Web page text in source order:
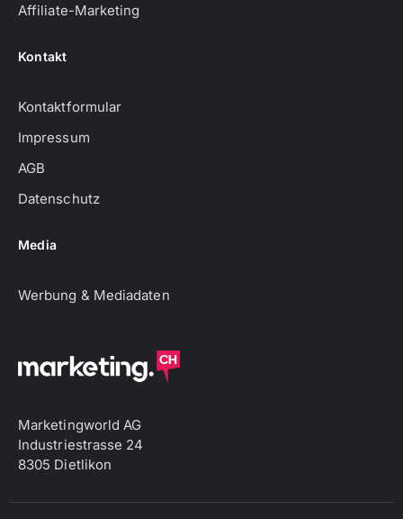
Affiliate-Marketing
Kontakt
Kontaktformular
Impressum
AGB
Datenschutz
Media
Werbung & Mediadaten
Marketingworld AG
Industriestrasse 24
8305 Dietlikon